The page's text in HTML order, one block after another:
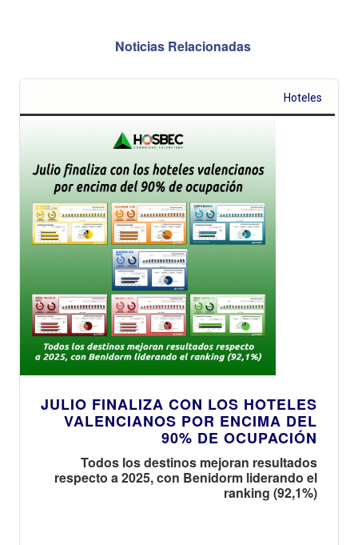
Noticias Relacionadas
Hoteles
JULIO FINALIZA CON LOS HOTELES
VALENCIANOS POR ENCIMA DEL
90% DE OCUPACIÓN
Todos los destinos mejoran resultados
respecto a 2025, con Benidorm liderando el
ranking (92,1%)